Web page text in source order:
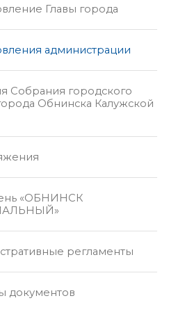
Главы города
администрации
Собрания городского
Обнинска Калужской
«ОБНИНСК
регламенты
документов